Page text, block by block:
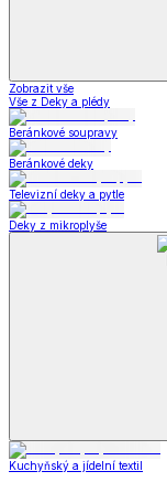
Zobrazit vše
Vše z Deky a plédy
Beránkové soupravy
Beránkové deky
Televizní deky a pytle
Deky z mikroplyše
Kuchyňský a jídelní textil